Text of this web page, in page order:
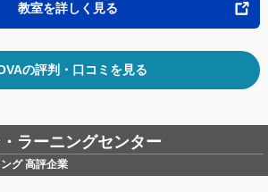
教室を詳しく見る
の評判・口コミを見る
ラーニングセンター
グ 高評企業